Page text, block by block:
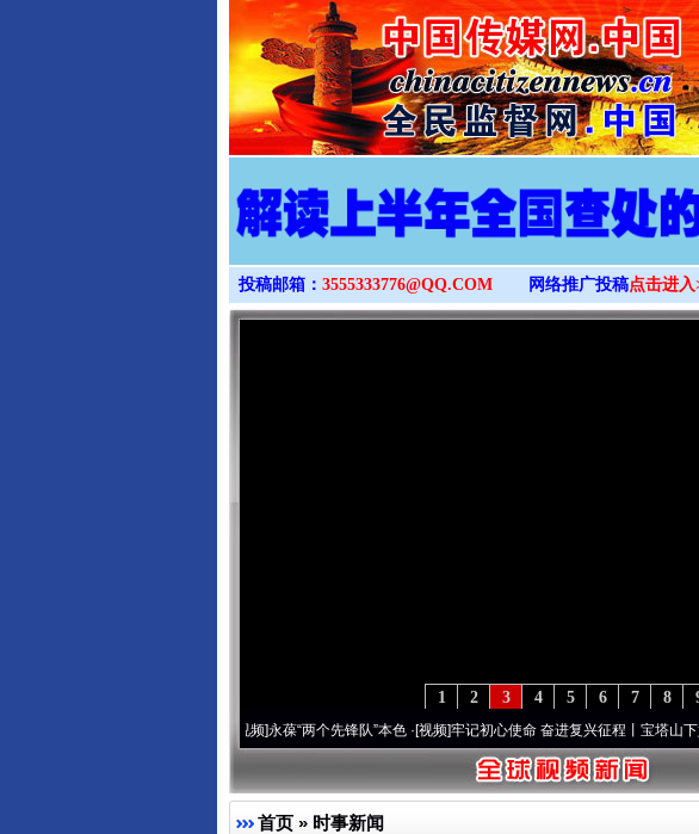
>
投稿邮箱： 3555333776@QQ.COM 网络推广投稿点击进入
8
7
6
5
4
3
2
1
永葆“两个先锋队”本色·[视频]牢记初心使命 奋进复兴征程丨宝塔山下好光景..·[视
首页 » 时事新闻